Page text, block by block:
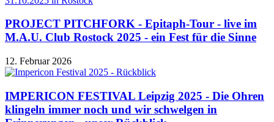
PROJECT PITCHFORK - Epitaph-Tour - live im
M.A.U. Club Rostock 2025 - ein Fest für die Sinne
12. Februar 2026
IMPERICON FESTIVAL Leipzig 2025 - Die Ohren
klingeln immer noch und wir schwelgen in